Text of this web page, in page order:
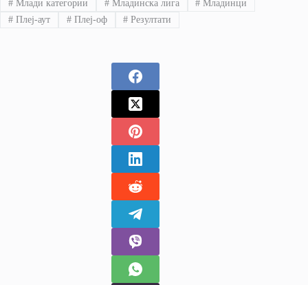
#Млади категории #Младинска лига # Младинци
#Плеј-аут #Плеј-оф # Резултати